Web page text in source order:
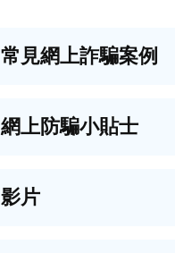
常見網上詐騙案例
網上防騙小貼士
影片